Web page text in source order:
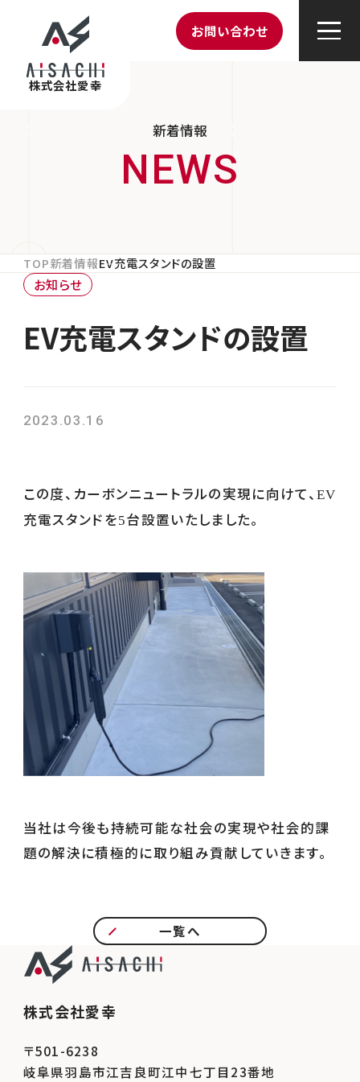
株式会社愛幸
お問い合わせ
新着情報
TOP新着情報EV充電スタンドの設置
お知らせ
EV充電スタンドの設置
2023.03.16
この度、カーボンニュートラルの実現に向けて、EV
充電スタンドを5台設置いたしました。
当社は今後も持続可能な社会の実現や社会的課
題の解決に積極的に取り組み貢献していきます。
一覧へ
株式会社愛幸
〒501-6238
岐阜県羽島市江吉良町江中七丁目23番地